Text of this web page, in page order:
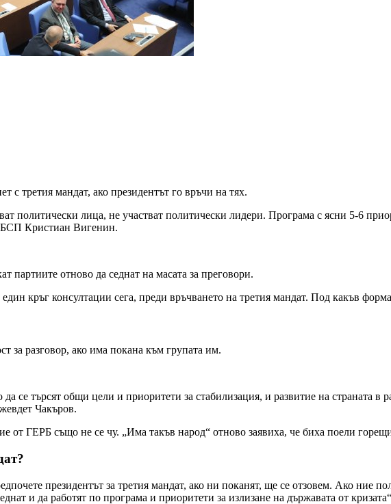
с третия мандат, ако президентът го връчи на тях.
политически лица, не участват политически лидери. Програма с ясни 5-6
БСП Кристиан Вигенин.
партиите отново да седнат на масата за преговори.
кръг консултации сега, преди връчването на третия мандат. Под какъв
за разговор, ако има покана към групата им.
се търсят общи цели и приоритети за стабилизация, и развитие на страната в
Чакъров.
ГЕРБ също не се чу. „Има такъв народ“ отново заявиха, че биха поели
президентът за третия мандат, ако ни поканят, ще се отзовем. Ако ние
и да работят по програма и приоритети за излизане на държавата от